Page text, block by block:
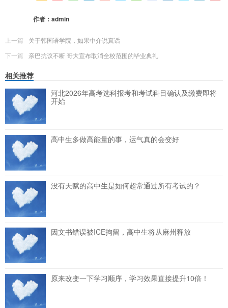
作者： admin
上一篇
关于韩国语学院，如果中介说真话
下一篇
亲巴抗议不断 哥大宣布取消全校范围的毕业典礼
相关推荐
河北2026年高考选科报考和考试科目确认及缴费即将
开始
高中生多做高能量的事，运气真的会变好
没有天赋的高中生是如何超常通过所有考试的？
因文书错误被ICE拘留，高中生将从麻州释放
原来改变一下学习顺序，学习效果直接提升10倍！